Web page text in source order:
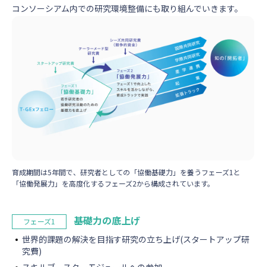
コンソーシアム内での研究環境整備にも取り組んでいきます。
育成期間は5年間で、研究者としての「協働基礎力」を養うフェーズ1と
「協働発展力」を高度化するフェーズ2から構成されています。
フェーズ1 基礎力の底上げ
世界的課題の解決を目指す研究の立ち上げ(スタートアップ研
究費)